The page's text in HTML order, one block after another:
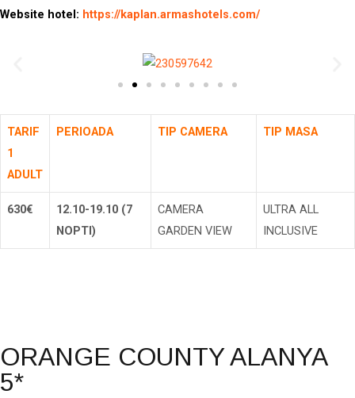
Website hotel: https://kaplan.armashotels.com/
TARIF
1
ADULT
PERIOADA TIP CAMERA TIP MASA
630€
12.10-19.10 (7
NOPTI)
CAMERA
GARDEN VIEW
ULTRA ALL
INCLUSIVE
ORANGE COUNTY ALANYA
5*